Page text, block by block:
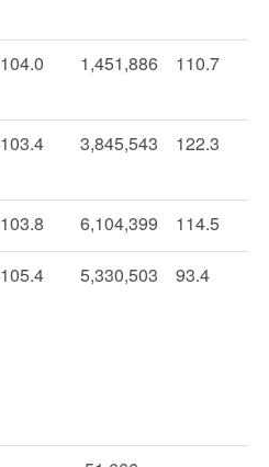
104.0 1,451,886 110.7
103.4 3,845,543 122.3
103.8 6,104,399 114.5
105.4 5,330,503 93.4